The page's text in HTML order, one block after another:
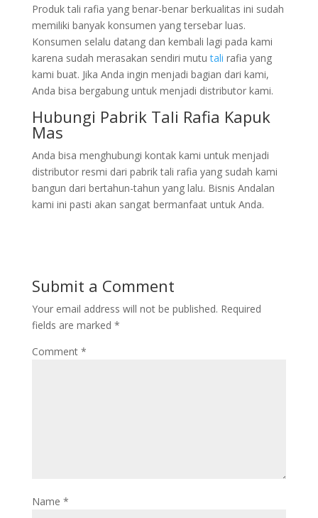
Produk tali rafia yang benar-benar berkualitas ini sudah
memiliki banyak konsumen yang tersebar luas.
Konsumen selalu datang dan kembali lagi pada kami
karena sudah merasakan sendiri mututali rafia yang
kami buat. Jika Anda ingin menjadi bagian dari kami,
Anda bisa bergabung untuk menjadi distributor kami.
Hubungi Pabrik Tali Rafia Kapuk
Mas
Anda bisa menghubungi kontak kami untuk menjadi
distributor resmi dari pabrik tali rafia yang sudah kami
bangun dari bertahun-tahun yang lalu. Bisnis Andalan
kami ini pasti akan sangat bermanfaat untuk Anda.
Submit a Comment
Your email address will not be published. Required
fields are marked *
Comment *
Name *